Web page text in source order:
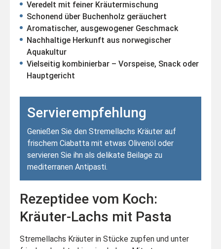
Veredelt mit feiner Kräutermischung
Schonend über Buchenholz geräuchert
Aromatischer, ausgewogener Geschmack
Nachhaltige Herkunft aus norwegischer
Aquakultur
Vielseitig kombinierbar – Vorspeise, Snack oder
Hauptgericht
Servierempfehlung
Genießen Sie den Stremellachs Kräuter auf
frischem Ciabatta mit etwas Olivenöl oder
servieren Sie ihn als delikate Beilage zu
mediterranen Antipasti.
Rezeptidee vom Koch:
Kräuter-Lachs mit Pasta
Stremellachs Kräuter in Stücke zupfen und unter